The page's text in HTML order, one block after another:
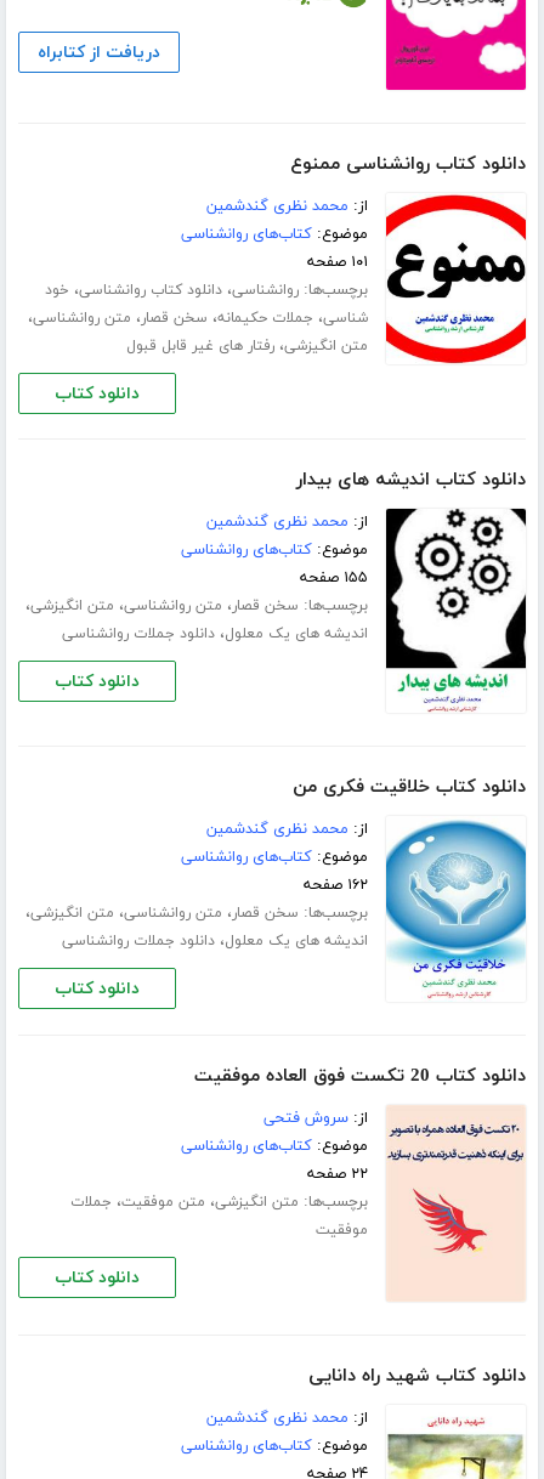
دریافت از کتابراه
دانلود کتاب روانشناسی ممنوع
از: محمد نظری گندشمین
موضوع:کتاب‌های روانشناسی
۱۰۱ صفحه
برچسب‌ها:روانشناسی،دانلود کتاب روانشناسی، خود
شناسی، جملات حکیمانه، سخن قصار، متن روانشناسی،
متن انگیزشی،رفتار های غیر قابل قبول
دانلود کتاب
دانلود کتاب اندیشه های بیدار
از: محمد نظری گندشمین
موضوع:کتاب‌های روانشناسی
۱۵۵ صفحه
برچسب‌ها: سخن قصار، متن روانشناسی، متن انگیزشی،
اندیشه های یک معلول،دانلود جملات روانشناسی
دانلود کتاب
دانلود کتاب خلاقیت فکری من
از: محمد نظری گندشمین
موضوع:کتاب‌های روانشناسی
۱۶۲ صفحه
برچسب‌ها: سخن قصار، متن روانشناسی، متن انگیزشی،
اندیشه های یک معلول،دانلود جملات روانشناسی
دانلود کتاب
دانلود کتاب 20 تکست فوق العاده موفقیت
از:سروش فتحی
موضوع:کتاب‌های روانشناسی
۲۲ صفحه
برچسب‌ها: متن انگیزشی، متن موفقیت، جملات
موفقیت
دانلود کتاب
دانلود کتاب شهید راه دانایی
از: محمد نظری گندشمین
موضوع:کتاب‌های روانشناسی
۲۴ صفحه